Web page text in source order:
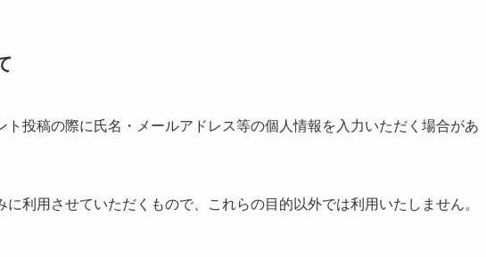
ト投稿の際に氏名・メールアドレス等の個人情報を入力いただく場合があ
利用させていただくもので、これらの目的以外では利用いたしません。